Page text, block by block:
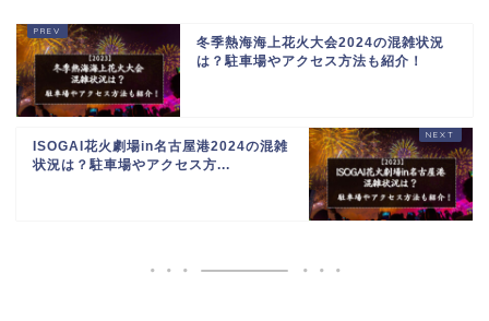
冬季熱海海上花火大会2024の混雑状況
は？駐車場やアクセス方法も紹介！
ISOGAI花火劇場in名古屋港2024の混雑
状況は？駐車場やアクセス方...